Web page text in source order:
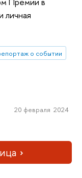
личная
о событии
20 февраля 2024